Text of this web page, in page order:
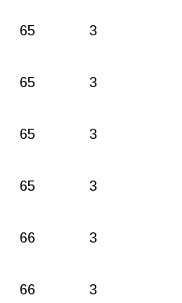
65 3
65 3
65 3
65 3
66 3
66 3